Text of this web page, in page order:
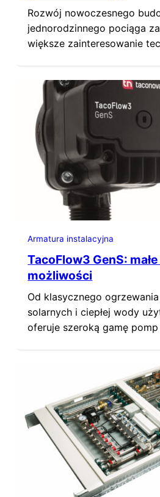
Rozwój nowoczesnego
jednorodzinnego pociąga
większe zainteresowanie
połączenie gruntowej
modułem świeżej wody
Mega2 oraz pompą
eLink, rozprowadzająca
poszczególnych
zastosował w swoim domu
Dyrektor Zarządzający firmy
Gwarantuje ono wysoką…
Armatura instalacyjna
TacoFlow3 GenS:
możliwości
Od klasycznego
solarnych i ciepłej wody
oferuje szeroką gamę
model TacoFlow3 GenS,
zwłaszcza klientom OEM,
pompy cyrkulacyjne w
To jeden z najmniejszych
na rynku, dzięki czemu
montażu…